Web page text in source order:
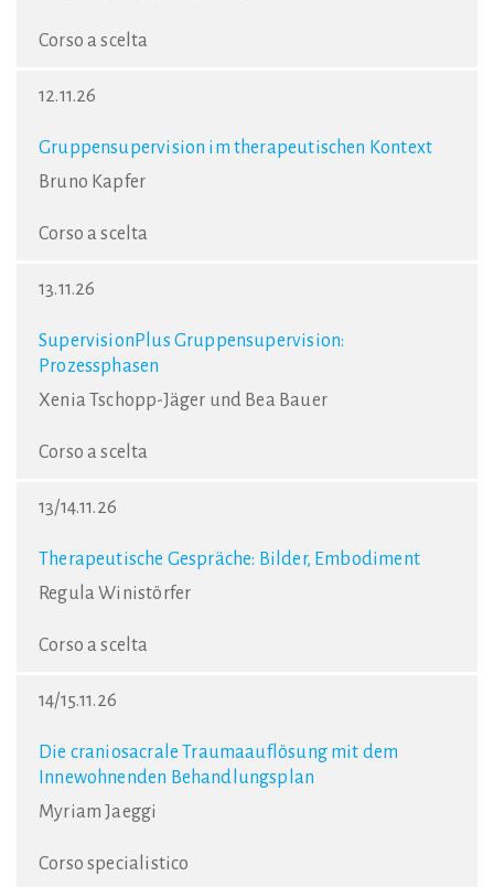
Corso a scelta
12.11.26
Gruppensupervision im therapeutischen Kontext
Bruno Kapfer
Corso a scelta
13.11.26
SupervisionPlus Gruppensupervision:
Prozessphasen
Xenia Tschopp-Jäger und Bea Bauer
Corso a scelta
13/14.11.26
Therapeutische Gespräche: Bilder, Embodiment
Regula Winistörfer
Corso a scelta
14/15.11.26
Die craniosacrale Traumaauflösung mit dem
Innewohnenden Behandlungsplan
Myriam Jaeggi
Corso specialistico